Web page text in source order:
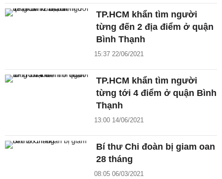
TP.HCM khẩn tìm người
từng đến 2 địa điểm ở quận
Bình Thạnh
15:37 22/06/2021
TP.HCM khẩn tìm người
từng tới 4 điểm ở quận Bình
Thạnh
13:00 14/06/2021
Bí thư Chi đoàn bị giam oan
28 tháng
08:05 06/03/2021